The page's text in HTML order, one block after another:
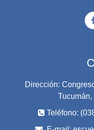
Dirección:
Teléfono: